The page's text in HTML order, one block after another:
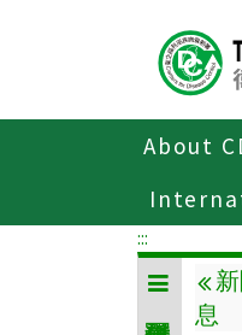
About
:::
息